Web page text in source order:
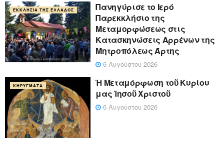
ΕΚΚΛΗΣΊΑ ΤΗΣ ΕΛΛΆΔΟΣ
Πανηγύρισε το Ιερό
Παρεκκλήσιο της
Μεταμορφώσεως στις
Κατασκηνώσεις Αρρένων της
Μητροπόλεως Άρτης
6 Αυγούστου 2026
ΚΗΡΎΓΜΑΤΑ
Ἡ Μεταμόρφωση τοῦ Κυρίου
μας Ἰησοῦ Χριστοῦ
6 Αυγούστου 2026